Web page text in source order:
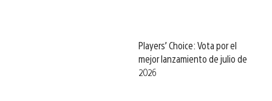
Players’ Choice: Vota por el
mejor lanzamiento de julio de
2026